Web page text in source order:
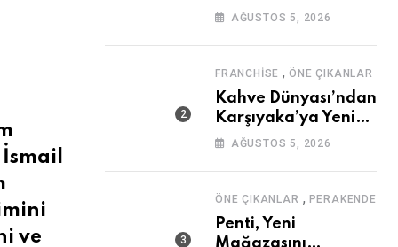
ve
GüçAĞUSTOS 5, 2026
FRANCHISE ,ÖNE ÇIKANLAR
Kahve Dünyası’ndan
Karşıyaka’ya Yeni
Mağaza
AĞUSTOS 5, 2026
ÖNE ÇIKANLAR , PERAKENDE
Penti, Yeni
Mağazasını